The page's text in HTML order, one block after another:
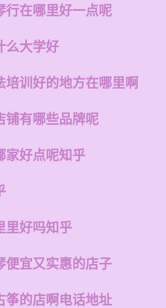
行在哪里好一点呢
么大学好
培训好的地方在哪里啊
铺有哪些品牌呢
家好点呢知乎
里好吗知乎
便宜又实惠的店子
筝的店啊电话地址